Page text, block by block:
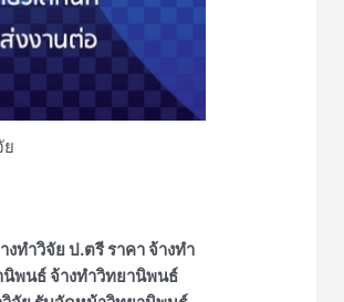
ย
งทําวิจัย ป.ตรี ราคา จ้างทํา
นิพนธ์ จ้างทําวิทยานิพนธ์